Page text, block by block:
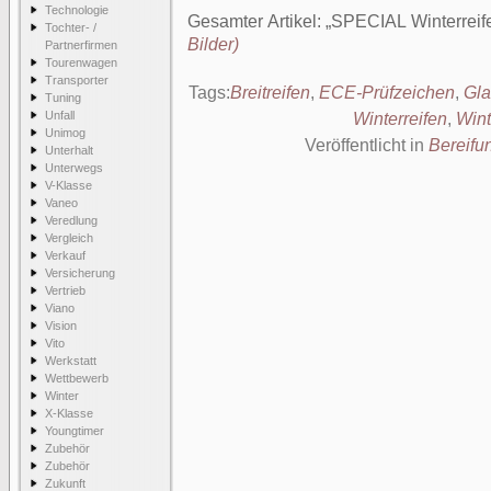
Technologie
Tochter- /
Partnerfirmen
Tourenwagen
Transporter
Tuning
Unfall
Unimog
Unterhalt
Unterwegs
V-Klasse
Vaneo
Veredlung
Vergleich
Verkauf
Versicherung
Vertrieb
Viano
Vision
Vito
Werkstatt
Wettbewerb
Winter
X-Klasse
Youngtimer
Zubehör
Zubehör
Zukunft
Gesamter Artikel:
SPECIAL
Bilder)
Tags:Breitreifen, ECE-Prüfzeichen,
Winterreifen,
Veröffentlicht in